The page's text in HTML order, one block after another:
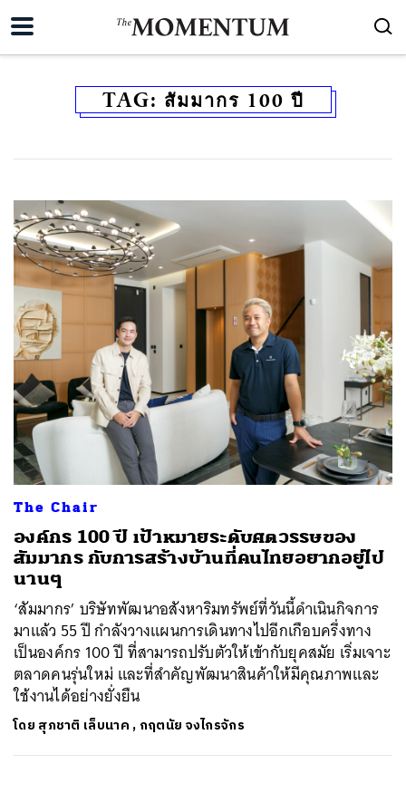
TAG: สัมมากร 100 ปี
The Chair
องค์กร 100 ปี เป้าหมายระดับศตวรรษของ
สัมมากร กับการสร้างบ้านที่คนไทยอยากอยู่ไป
นานๆ
‘สัมมากร’ บริษัทพัฒนาอสังหาริมทรัพย์ที่วันนี้ดำเนินกิจการ
มาแล้ว 55 ปี กำลังวางแผนการเดินทางไปอีกเกือบครึ่งทาง
เป็นองค์กร 100 ปี ที่สามารถปรับตัวให้เข้ากับยุคสมัย เริ่มเจาะ
ตลาดคนรุ่นใหม่ และที่สำคัญพัฒนาสินค้าให้มีคุณภาพและ
ใช้งานได้อย่างยั่งยืน
โดย สุภชาติ เล็บนาค , กฤตนัย จงไกรจักร
ค้นหา
SHARE